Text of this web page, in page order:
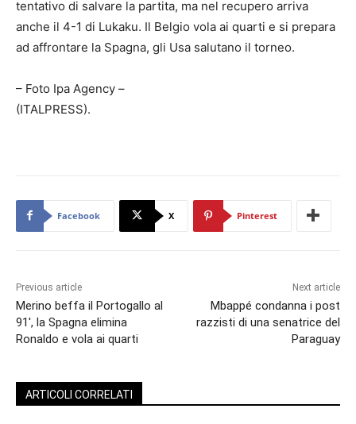
tentativo di salvare la partita, ma nel recupero arriva
anche il 4-1 di Lukaku. Il Belgio vola ai quarti e si prepara
ad affrontare la Spagna, gli Usa salutano il torneo.
– Foto Ipa Agency –
(ITALPRESS).
Facebook X Pinterest
Previous article
Merino beffa il Portogallo al
91′, la Spagna elimina
Ronaldo e vola ai quarti
Next article
Mbappé condanna i post
razzisti di una senatrice del
Paraguay
ARTICOLI CORRELATI